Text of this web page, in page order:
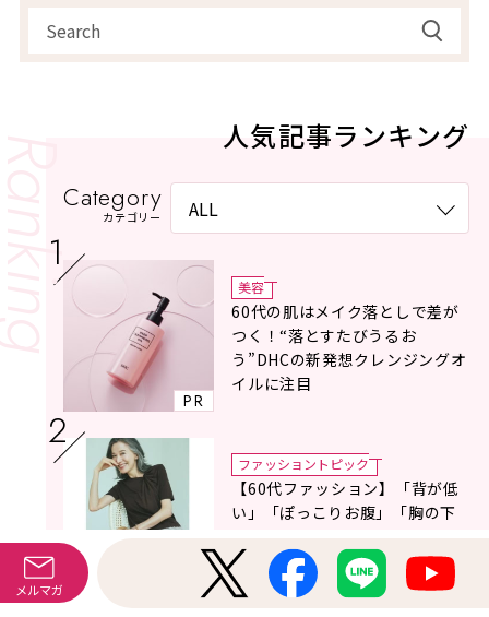
人気記事ランキング
Category
カテゴリー
PR
美容
60代の肌はメイク落としで差が
つく！“落とすたびうるお
う”DHCの新発想クレンジングオ
イルに注目
ファッショントピック
【60代ファッション】「背が低
い」「ぽっこりお腹」「胸の下
ーする〈Tシャツの選び方〉をス
タイリスト地曳いく子さんがア
メルマガ